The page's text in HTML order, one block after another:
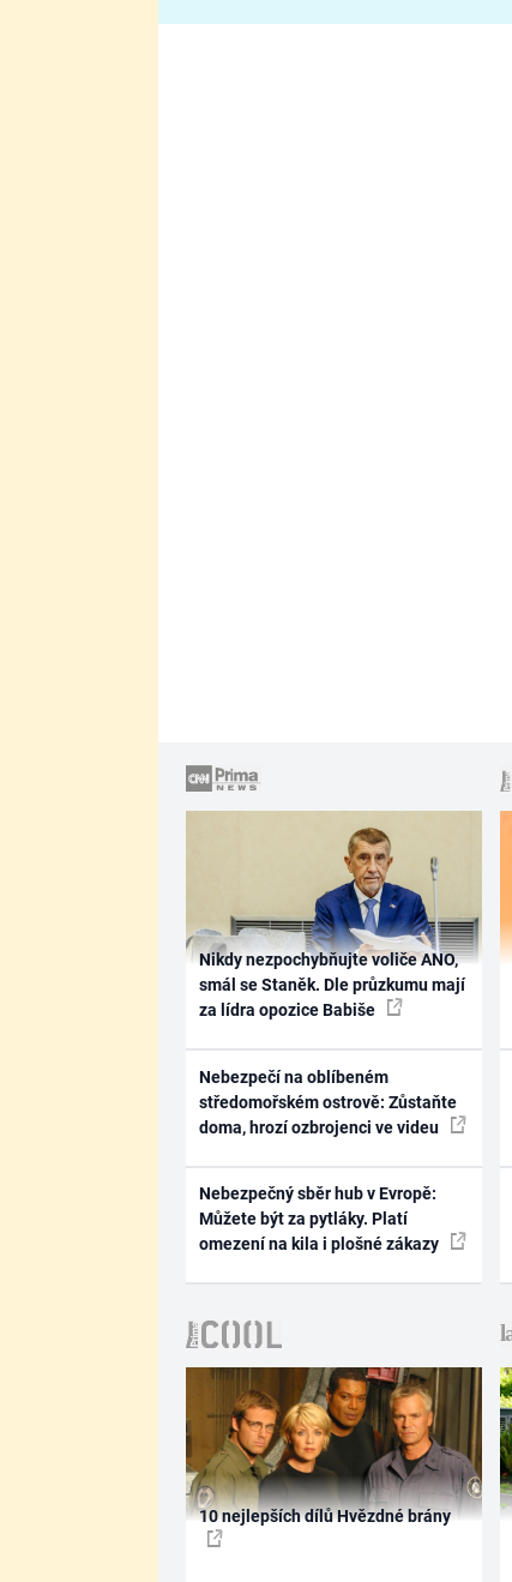
Nikdy nezpochybňujte voliče ANO,
smál se Staněk. Dle průzkumu mají
za lídra opozice Babiše
Nebezpečí na oblíbeném
středomořském ostrově: Zůstaňte
doma, hrozí ozbrojenci ve videu
Nebezpečný sběr hub v Evropě:
Můžete být za pytláky. Platí
omezení na kila i plošné zákazy
10 nejlepších dílů Hvězdné brány